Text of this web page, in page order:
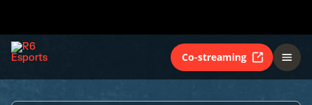
Co-streaming